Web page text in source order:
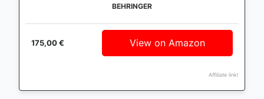
BEHRINGER
175,00 € View on Amazon
Affiliate link!